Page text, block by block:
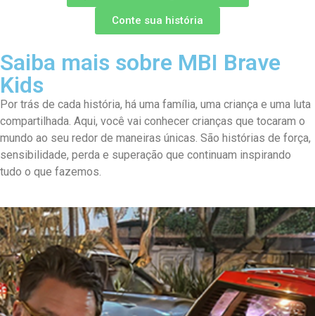
Conte sua história
Saiba mais sobre MBI Brave
Kids
Por trás de cada história, há uma família, uma criança e uma luta
compartilhada. Aqui, você vai conhecer crianças que tocaram o
mundo ao seu redor de maneiras únicas. São histórias de força,
sensibilidade, perda e superação que continuam inspirando
tudo o que fazemos.